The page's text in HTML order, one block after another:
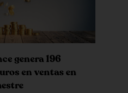
genera 196
en ventas en